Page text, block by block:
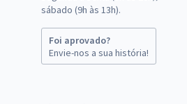
sábado (9h às 13h).
Foi aprovado?
Envie-nos a sua história!